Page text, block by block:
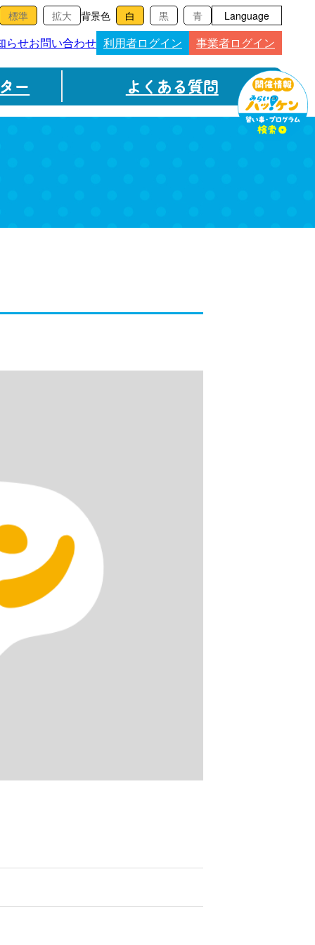
背景色 Language
らせお問い合わせ 利用者ログイン 事業者ログイン
ー よくある質問